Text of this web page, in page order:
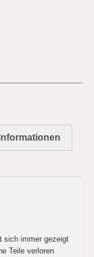
sich immer gezeigt
Teile verloren